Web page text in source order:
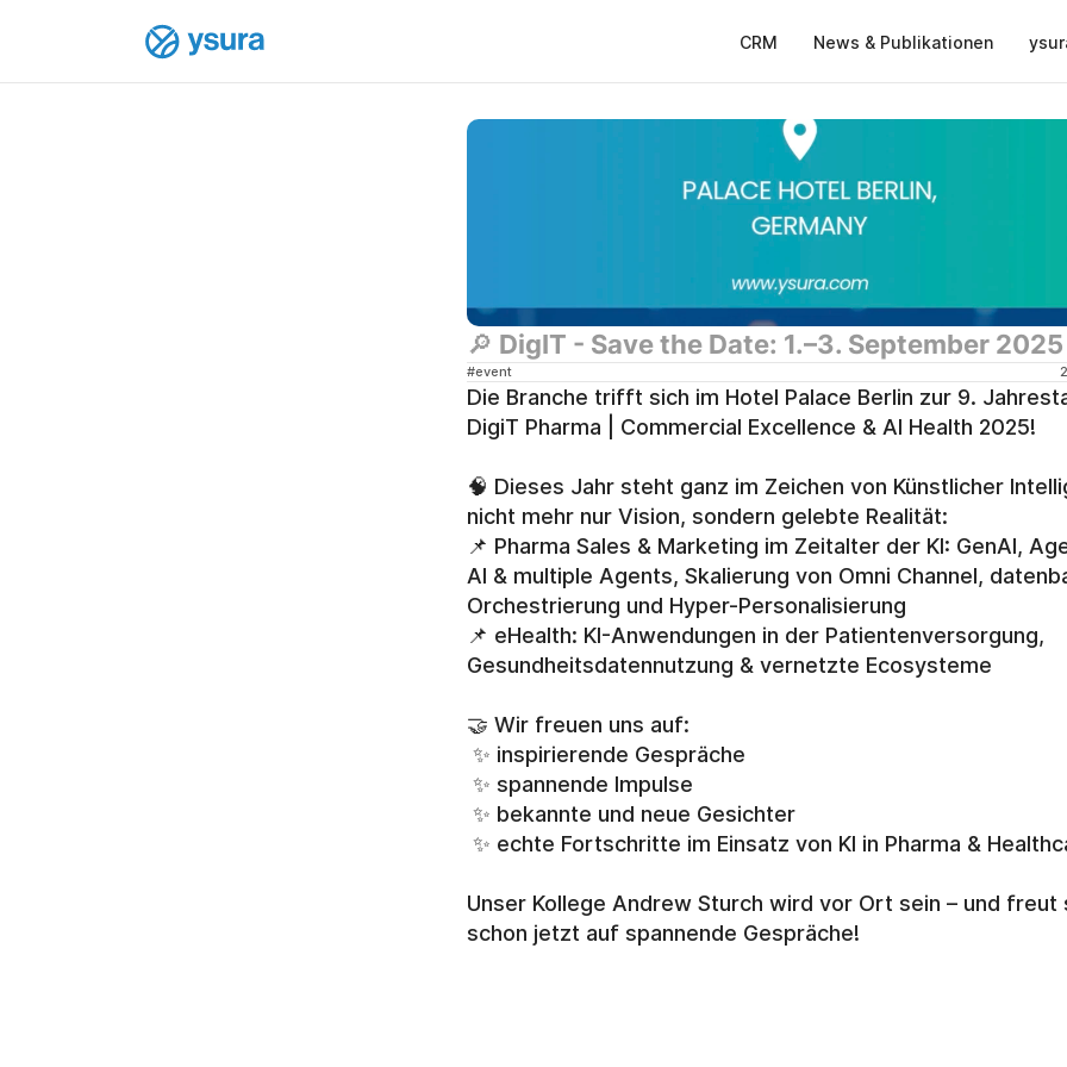
CRM News & Publikationen
🔎 DigIT - Save the Date: 1.–3. September 2025
#event
Die Branche trifft sich im Hotel Palace Berlin zur 9.
DigiT Pharma | Commercial Excellence & AI Health 2025!
🧠 Dieses Jahr steht ganz im Zeichen von Künstlicher
nicht mehr nur Vision, sondern gelebte Realität:
📌 Pharma Sales & Marketing im Zeitalter der KI: GenAI,
AI & multiple Agents, Skalierung von Omni Channel,
Orchestrierung und Hyper-Personalisierung
📌 eHealth: KI-Anwendungen in der Patientenversorgung,
Gesundheitsdatennutzung & vernetzte Ecosysteme
🤝 Wir freuen uns auf:
✨ inspirierende Gespräche
✨ spannende Impulse
✨ bekannte und neue Gesichter
✨ echte Fortschritte im Einsatz von KI in Pharma &
Unser Kollege Andrew Sturch wird vor Ort sein – und freut
schon jetzt auf spannende Gespräche!